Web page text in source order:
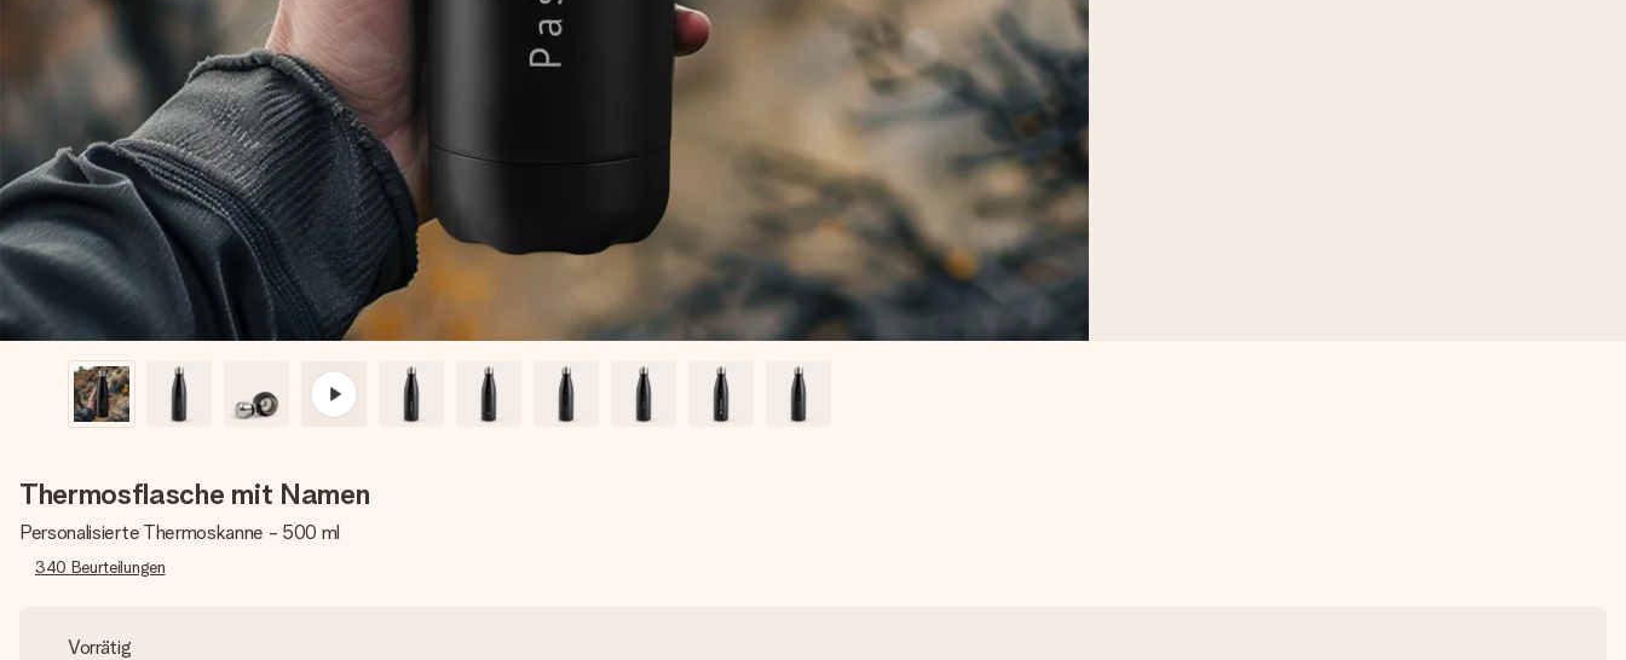
Thermosflasche mit Namen
Personalisierte Thermoskanne - 500 ml
340 Beurteilungen
Vorrätig